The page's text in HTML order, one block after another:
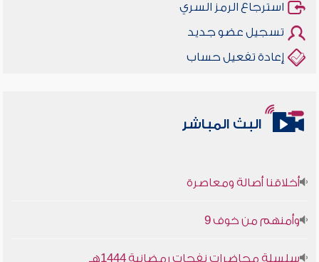
استرجاع الرمز السري
تسجيل عضو جديد
إعادة تفعيل حساب
البث المباشر
أخلاقنا أصالة ومعاصرة
وأمنهم من خوف 9
سلسلة محاضرات نفحات رمضانية 1444هـ